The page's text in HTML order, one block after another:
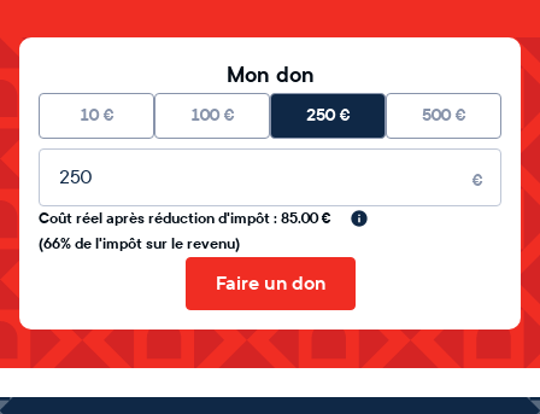
Mon don
10 € 100 € 250€ 500 €
Montant libre
€
Coût réel après réduction d'impôt : 85.00 €
(66% de l'impôt sur le revenu)
Faire un don